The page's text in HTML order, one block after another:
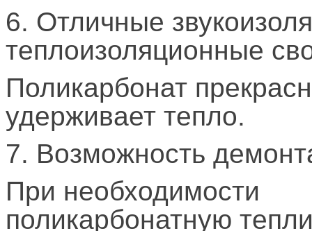
6. Отличные
теплоизоляционные
Поликарбонат
удерживает тепло.
7. Возможность
При необходимости
поликарбонатную